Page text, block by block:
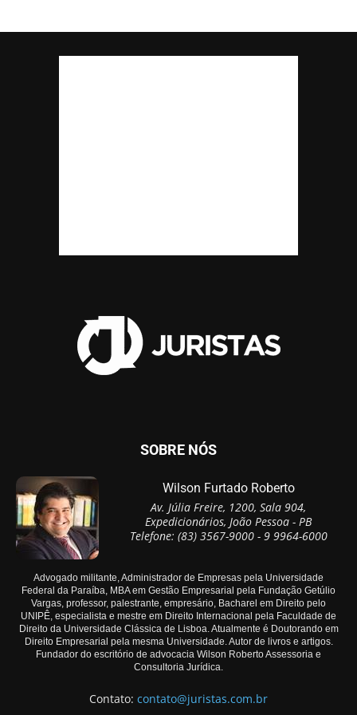
SOBRE NÓS
Wilson Furtado Roberto
Av. Júlia Freire, 1200, Sala 904,
Expedicionários, João Pessoa - PB
Telefone: (83) 3567-9000 - 9 9964-6000
Advogado militante, Administrador de Empresas pela Universidade
Federal da Paraíba, MBA em Gestão Empresarial pela Fundação Getúlio
Vargas, professor, palestrante, empresário, Bacharel em Direito pelo
UNIPÊ, especialista e mestre em Direito Internacional pela Faculdade de
Direito da Universidade Clássica de Lisboa. Atualmente é Doutorando em
Direito Empresarial pela mesma Universidade. Autor de livros e artigos.
Fundador do escritório de advocacia Wilson Roberto Assessoria e
Consultoria Jurídica.
Contato: contato@juristas.com.br